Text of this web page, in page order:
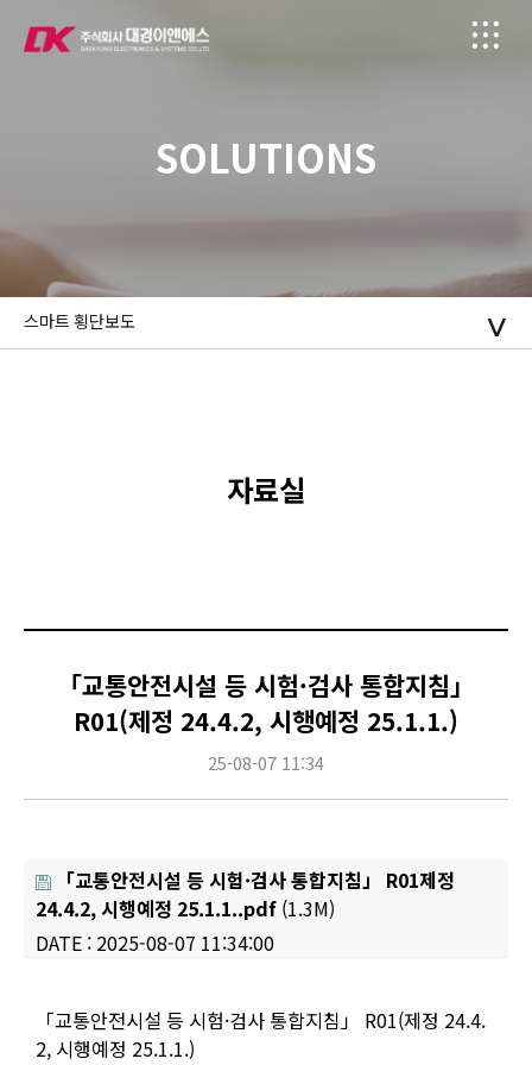
SOLUTIONS
스마트 횡단보도
자료실
「교통안전시설 등 시험·검사 통합지침」
R01(제정 24.4.2, 시행예정 25.1.1.)
25-08-07 11:34
「교통안전시설 등 시험·검사 통합지침」 R01제정
24.4.2, 시행예정 25.1.1..pdf (1.3M)
DATE : 2025-08-07 11:34:00
Content
「교통안전시설 등 시험·검사 통합지침」 R01(제정 24.4.
2, 시행예정 25.1.1.)